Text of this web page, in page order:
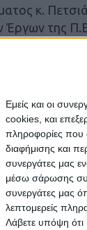
Εμείς και οι
cookies, και
πληροφορίες που
διαφήμισης και
συνεργάτες μας
μέσω σάρωσης
συνεργάτες μας
λεπτομερείς
Λάβετε υπόψη ότι
κ.
Έργων της
έκδοση